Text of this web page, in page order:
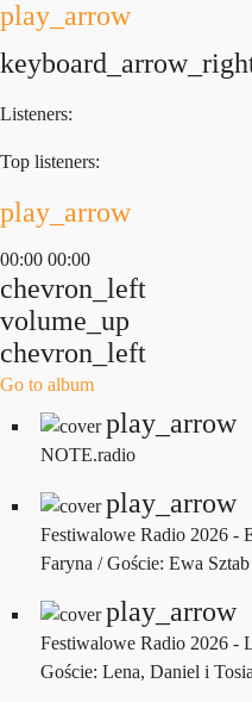
play_arrow
Listeners:
Top listeners:
play_arrow
00:00 00:00
chevron_left
volume_up
chevron_left
Go to album
play_arrow
NOTE.radio
play_arrow
Festiwalowe Radio 2026 -
Faryna / Goście: Ewa
play_arrow
Festiwalowe Radio 2026 -
Goście: Lena, Daniel i Tosia